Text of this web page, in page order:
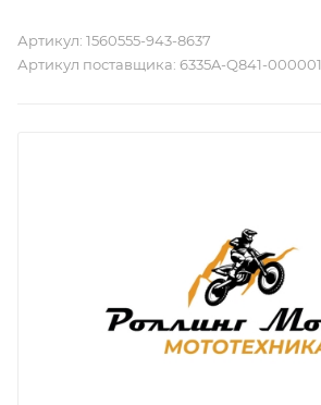
Артикул: 1560555-943-8637
Артикул поставщика: 6335A-Q841-000001